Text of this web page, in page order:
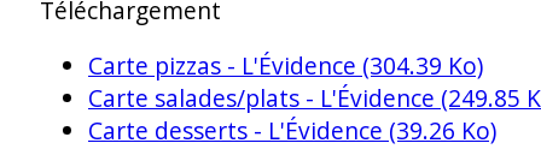
Téléchargement
Carte pizzas - L'Évidence (304.39 Ko)
Carte salades/plats - L'Évidence (249.85
Carte desserts - L'Évidence (39.26 Ko)